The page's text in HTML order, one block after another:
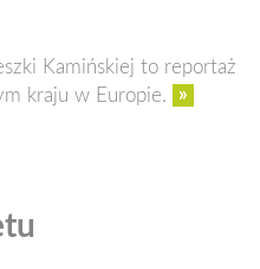
Kamińskiej to reportaż
kraju w Europie.
»